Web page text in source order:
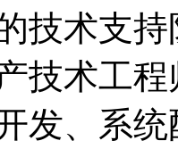
技术支
技术工
发、系